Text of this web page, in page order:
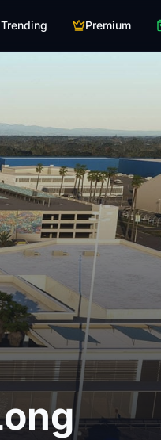
Trending Premium